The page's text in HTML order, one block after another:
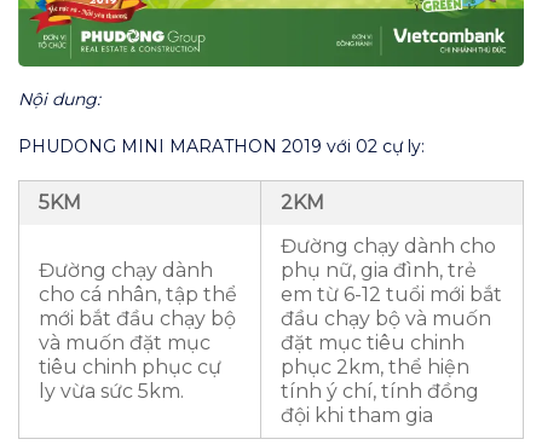
Nội dung:
PHUDONG MINI MARATHON 2019 với 02 cự ly:
5KM 2KM
Đường chạy dành
cho cá nhân, tập thể
mới bắt đầu chạy bộ
và muốn đặt mục
tiêu chinh phục cự
ly vừa sức 5km.
Đường chạy dành cho
phụ nữ, gia đình, trẻ
em từ 6-12 tuổi mới bắt
đầu chạy bộ và muốn
đặt mục tiêu chinh
phục 2km, thể hiện
tính ý chí, tính đồng
đội khi tham gia